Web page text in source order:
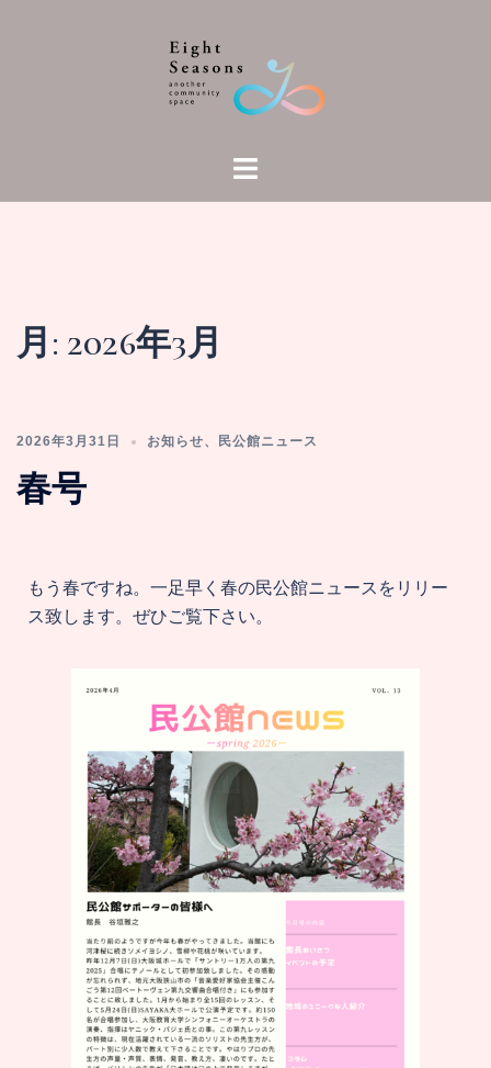
月: 2026年3月
2026年3月31日 お知らせ、 民公館ニュース
春号
もう春ですね。一足早く春の民公館ニュースをリリー
ス致します。ぜひご覧下さい。